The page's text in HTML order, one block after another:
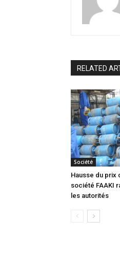
RELATED
Société
Hausse du prix
société FAAKI
les autorités